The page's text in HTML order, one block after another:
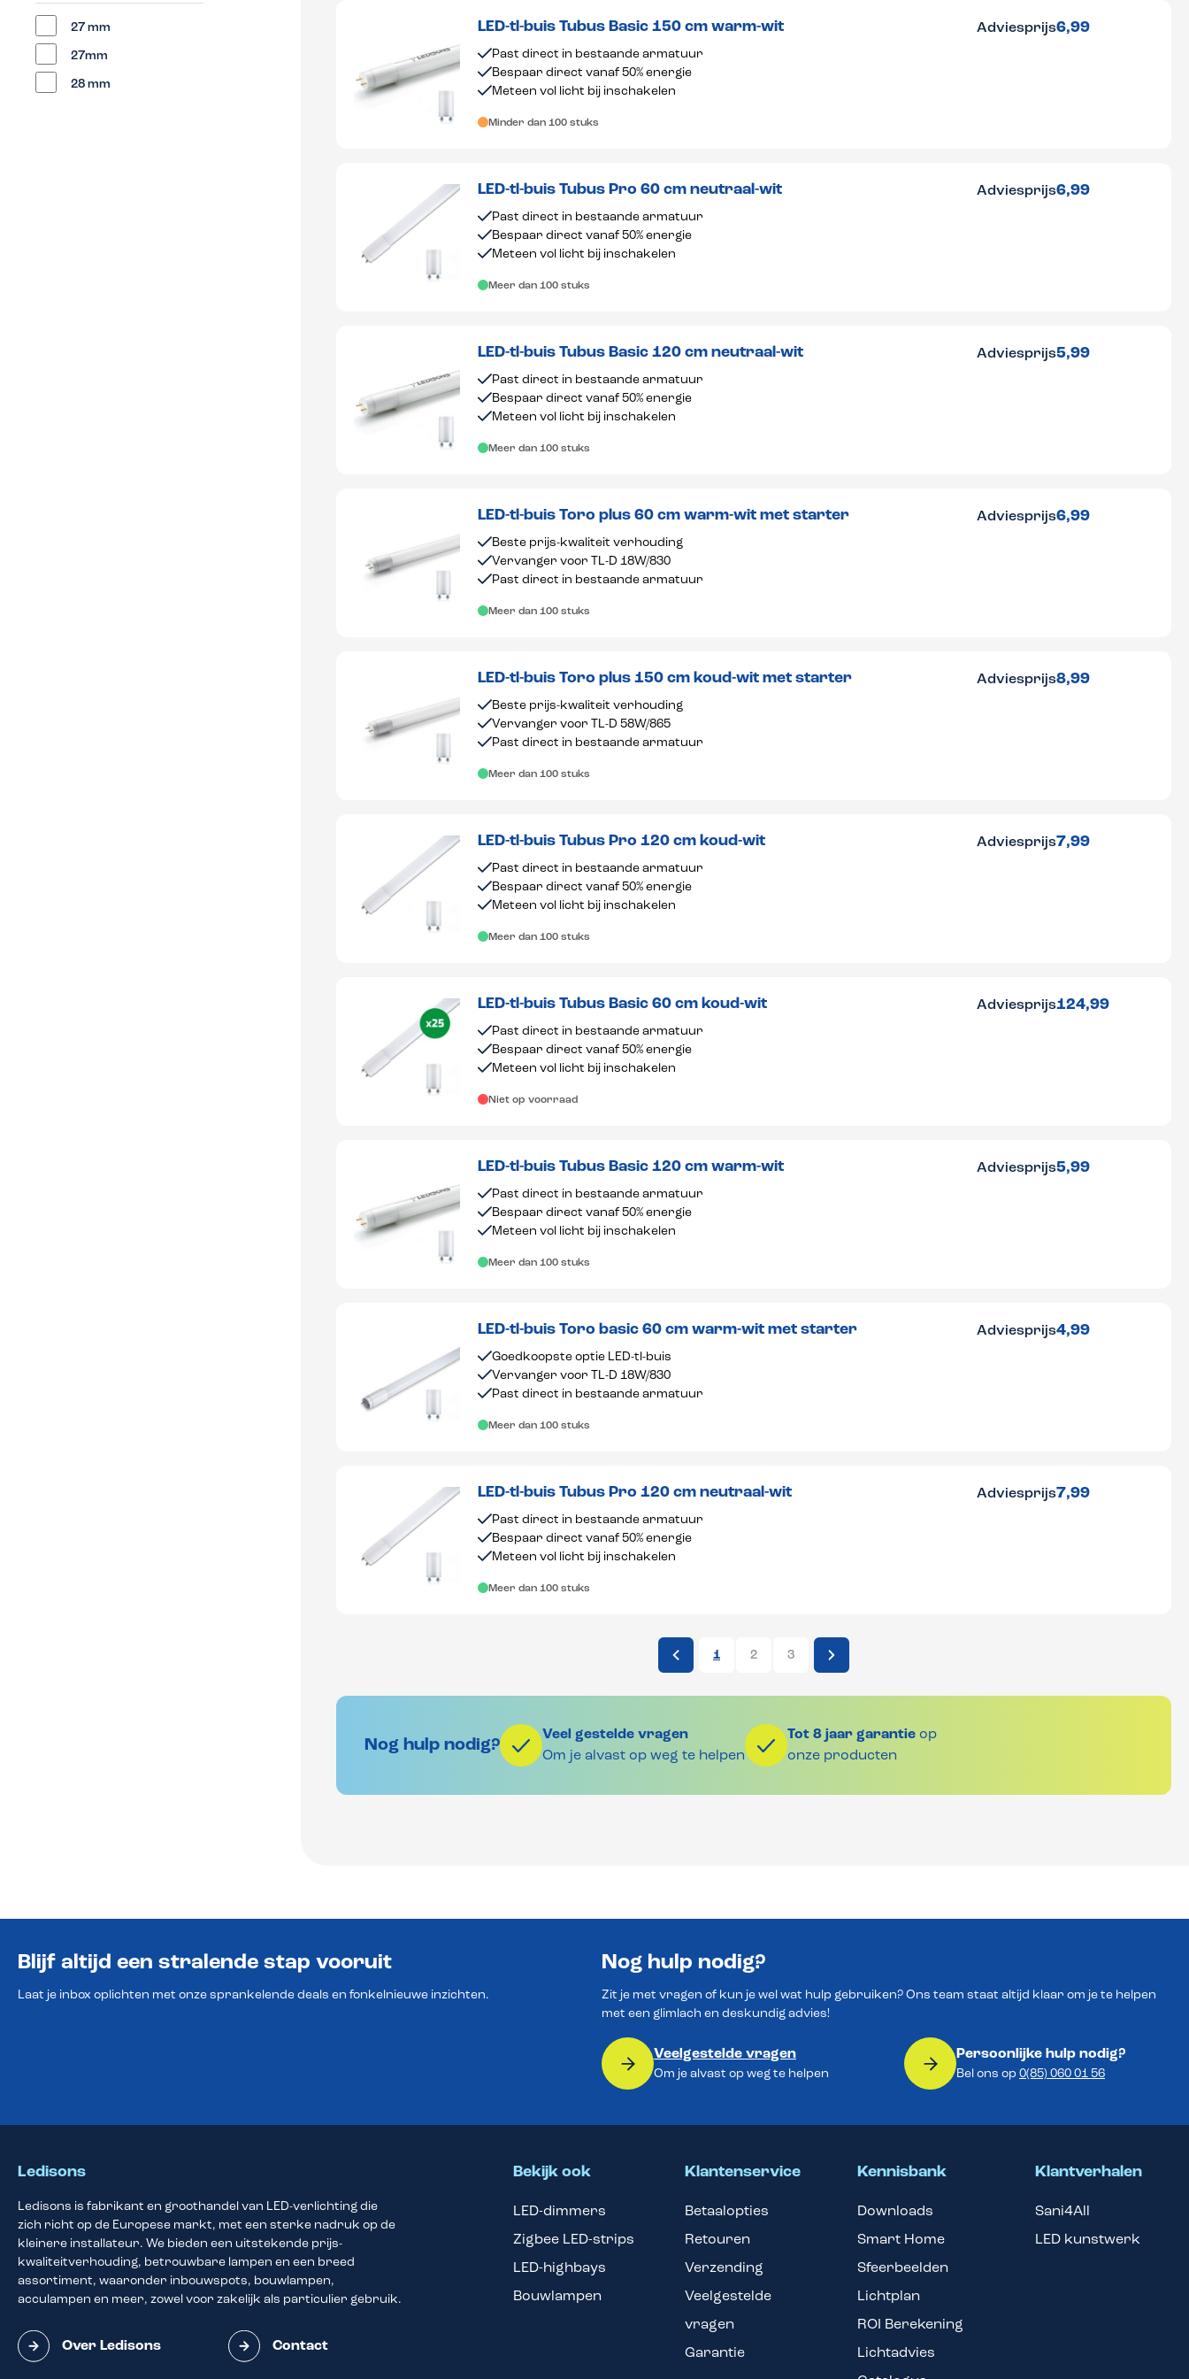
27 mm
27mm
28 mm
LED-tl-buis Tubus Basic 150 cm warm-wit
Past direct in bestaande armatuur
Bespaar direct vanaf 50% energie
Meteen vol licht bij inschakelen
Minder dan 100 stuks
Adviesprijs6,99
LED-tl-buis Tubus Pro 60 cm neutraal-wit
Past direct in bestaande armatuur
Bespaar direct vanaf 50% energie
Meteen vol licht bij inschakelen
Meer dan 100 stuks
Adviesprijs6,99
LED-tl-buis Tubus Basic 120 cm neutraal-wit
Past direct in bestaande armatuur
Bespaar direct vanaf 50% energie
Meteen vol licht bij inschakelen
Meer dan 100 stuks
Adviesprijs5,99
LED-tl-buis Toro plus 60 cm warm-wit met starter
Beste prijs-kwaliteit verhouding
Vervanger voor TL-D 18W/830
Past direct in bestaande armatuur
Meer dan 100 stuks
Adviesprijs6,99
LED-tl-buis Toro plus 150 cm koud-wit met starter
Beste prijs-kwaliteit verhouding
Vervanger voor TL-D 58W/865
Past direct in bestaande armatuur
Meer dan 100 stuks
Adviesprijs8,99
LED-tl-buis Tubus Pro 120 cm koud-wit
Past direct in bestaande armatuur
Bespaar direct vanaf 50% energie
Meteen vol licht bij inschakelen
Meer dan 100 stuks
Adviesprijs7,99
LED-tl-buis Tubus Basic 60 cm koud-wit
Past direct in bestaande armatuur
Bespaar direct vanaf 50% energie
Meteen vol licht bij inschakelen
Niet op voorraad
Adviesprijs124,99
LED-tl-buis Tubus Basic 120 cm warm-wit
Past direct in bestaande armatuur
Bespaar direct vanaf 50% energie
Meteen vol licht bij inschakelen
Meer dan 100 stuks
Adviesprijs5,99
LED-tl-buis Toro basic 60 cm warm-wit met starter
Goedkoopste optie LED-tl-buis
Vervanger voor TL-D 18W/830
Past direct in bestaande armatuur
Meer dan 100 stuks
Adviesprijs4,99
LED-tl-buis Tubus Pro 120 cm neutraal-wit
Past direct in bestaande armatuur
Bespaar direct vanaf 50% energie
Meteen vol licht bij inschakelen
Meer dan 100 stuks
Adviesprijs7,99
1 2 3
Nog hulp nodig?
Veel gestelde vragen
Om je alvast op weg te helpen
Tot 8 jaar garantie op
onze producten
Blijf altijd een stralende stap vooruit
Laat je inbox oplichten met onze sprankelende deals en fonkelnieuwe inzichten.
Nog hulp nodig?
Zit je met vragen of kun je wel wat hulp gebruiken? Ons team staat altijd klaar om je te helpen
met een glimlach en deskundig advies!
Veelgestelde vragen
Om je alvast op weg te helpen
Persoonlijke hulp nodig?
Bel ons op 0(85) 060 01 56
Ledisons
Ledisons is fabrikant en groothandel van LED-verlichting die
zich richt op de Europese markt, met een sterke nadruk op de
kleinere installateur. We bieden een uitstekende prijs-
kwaliteitverhouding, betrouwbare lampen en een breed
assortiment, waaronder inbouwspots, bouwlampen,
acculampen en meer, zowel voor zakelijk als particulier gebruik.
Over Ledisons Contact
Bekijk ook
LED-dimmers
Zigbee LED-strips
LED-highbays
Bouwlampen
Klantenservice
Betaalopties
Retouren
Verzending
Veelgestelde
vragen
Garantie
Kennisbank
Downloads
Smart Home
Sfeerbeelden
Lichtplan
ROI Berekening
Lichtadvies
Klantverhalen
Sani4All
LED kunstwerk